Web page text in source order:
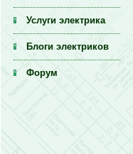
Услуги электрика
Блоги электриков
Форум